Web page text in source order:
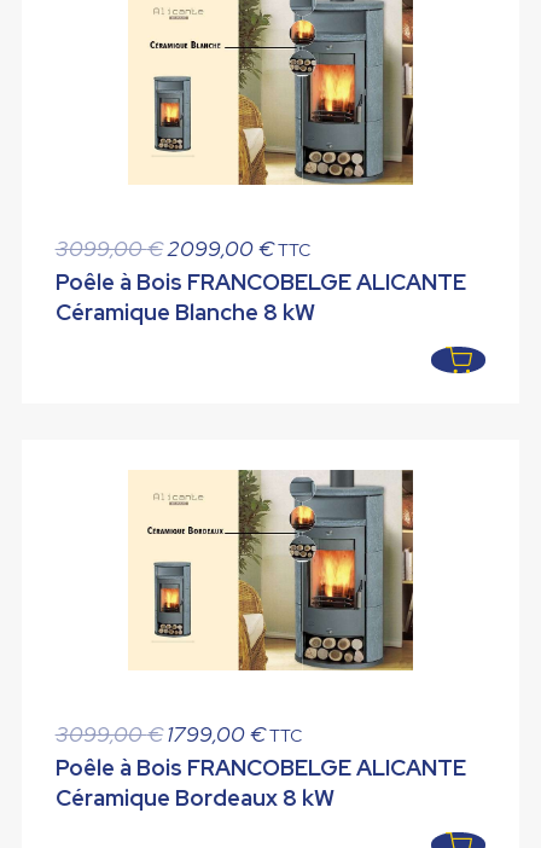
3099,00€ Le
prix
initial
2099,00€Le
prix
actuel
TTC
Poêle à Bois FRANCOBELGE ALICANTE
Céramique Blanche 8 kW
3099,00€ Le
prix
initial
1799,00€Le
prix
actuel
TTC
Poêle à Bois FRANCOBELGE ALICANTE
Céramique Bordeaux 8 kW